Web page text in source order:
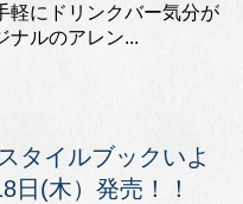
軽にドリンクバー気分が
ナルのアレン...
タイルブックいよ
日(木）発売！！